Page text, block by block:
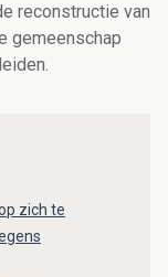
reconstructie van
gemeenschap
zich te